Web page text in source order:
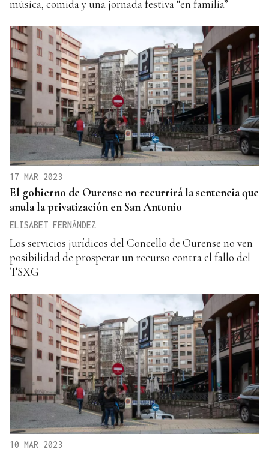
música, comida y una jornada festiva “en familia”
17 MAR 2023
El gobierno de Ourense no recurrirá la sentencia que
anula la privatización en San Antonio
ELISABET FERNÁNDEZ
Los servicios jurídicos del Concello de Ourense no ven
posibilidad de prosperar un recurso contra el fallo del
TSXG
10 MAR 2023